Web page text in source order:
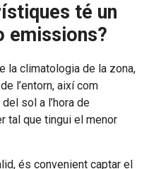
té un
emissions?
la climatologia de la zona,
l’entorn, així com
sol a l’hora de
tal que tingui el menor
és convenient captar el